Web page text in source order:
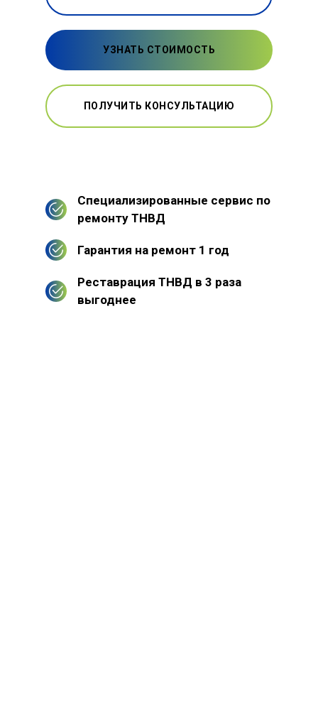
УЗНАТЬ СТОИМОСТЬ
ПОЛУЧИТЬ КОНСУЛЬТАЦИЮ
Специализированные сервис по
ремонту ТНВД
Гарантия на ремонт 1 год
Реставрация ТНВД в 3 раза
выгоднее